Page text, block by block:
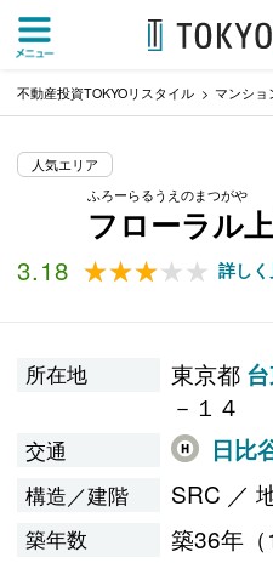
不動産投資TOKYOリスタイル マンショ
人気エリア
ふろーらるうえのまつがや
フローラル
3.18 ★★★★★
★★★★★ 詳し
所在地 東京都
－１４
交通 日比
構造／建階 SRC ／
築年数 築36年（